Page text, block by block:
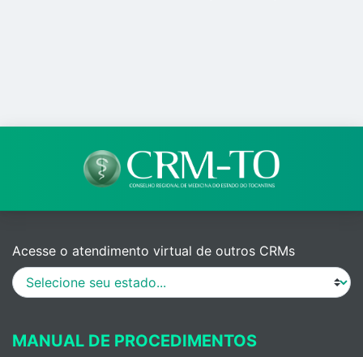
Acesse o atendimento virtual de outros CRMs
MANUAL DE PROCEDIMENTOS